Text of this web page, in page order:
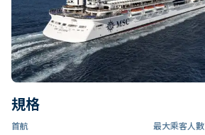
規格
首航 最大乘客人數